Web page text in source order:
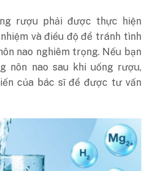
rượu phải được thực hiện
và điều độ để tránh tình
nao nghiêm trọng. Nếu bạn
nôn nao sau khi uống rượu,
của bác sĩ để được tư vấn